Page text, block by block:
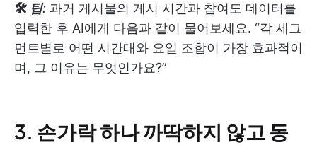
🛠 팁: 과거 게시물의 게시 시간과 참여도 데이터를
입력한 후 AI에게 다음과 같이 물어보세요. “각 세그
먼트별로 어떤 시간대와 요일 조합이 가장 효과적이
며, 그 이유는 무엇인가요?”
3. 손가락 하나 까딱하지 않고 동